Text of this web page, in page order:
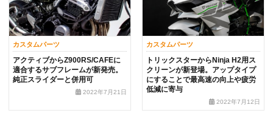
カスタムパーツ
アクティブからZ900RS/CAFEに
適合するサブフレームが新発売。
純正スライダーと併用可
2022年7月21日
カスタムパーツ
トリックスターからNinja H2用ス
クリーンが新登場。アップタイプ
にすることで最高速の向上や疲労
低減に寄与
2022年7月12日